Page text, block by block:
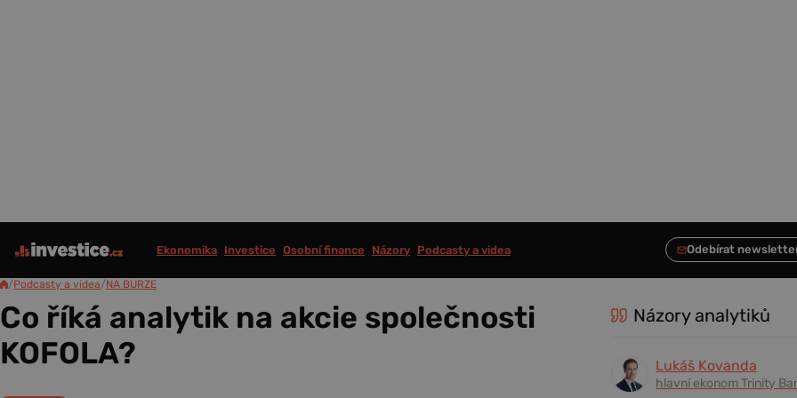
Ekonomika Investice Osobní finance Názory Podcasty a videa
/Podcasty a videa/NA BURZE
Co říká analytik na akcie společnosti
KOFOLA?
Názory analytiků
Lukáš Kovanda
hlavní ekonom Trinity